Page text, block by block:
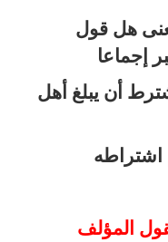
هل قول
إجماعا
أن يبلغ أهل
اشتراطه